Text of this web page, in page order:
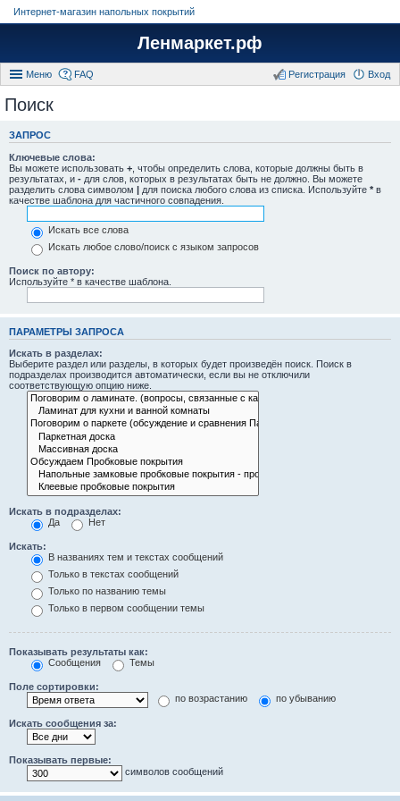
Интернет-магазин напольных покрытий
Ленмаркет.рф
Меню FAQ Вход
Регистрация
Поиск
ЗАПРОС
Ключевые слова:
Вы можете использовать + , чтобы определить слова, которые должны быть в
результатах, и - для слов, которых в результатах быть не должно. Вы можете
разделить слова символом | для поиска любого слова из списка. Используйте * в
качестве шаблона для частичного совпадения.
Искать все слова
Искать любое слово/поиск с языком запросов
Поиск по автору:
Используйте * в качестве шаблона.
ПАРАМЕТРЫ ЗАПРОСА
Искать в разделах:
Выберите раздел или разделы, в которых будет произведён поиск. Поиск в
подразделах производится автоматически, если вы не отключили
соответствующую опцию ниже.
Искать в подразделах:
Да
Нет
Искать:
В названиях тем и текстах сообщений
Только в текстах сообщений
Только по названию темы
Только в первом сообщении темы
Показывать результаты как:
Сообщения
Темы
Поле сортировки:
по возрастанию
по убыванию
Искать сообщения за:
Показывать первые:
символов сообщений